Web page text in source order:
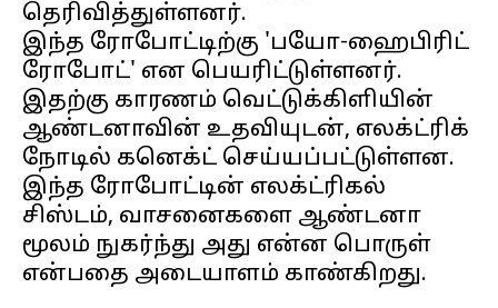
தெரிவித்துள்ளனர்.
இந்த ரோபோட்டிற்கு 'பயோ-ஹைபிரிட்
ரோபோட்' என பெயரிட்டுள்ளனர்.
இதற்கு காரணம் வெட்டுக்கிளியின்
ஆண்டனாவின் உதவியுடன், எலக்ட்ரிக்
நோடில் கனெக்ட் செய்யப்பட்டுள்ளன.
இந்த ரோபோட்டின் எலக்ட்ரிகல்
சிஸ்டம், வாசனைகளை ஆண்டனா
மூலம் நுகர்ந்து அது என்ன பொருள்